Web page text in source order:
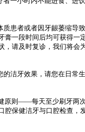
患者或者因牙龈萎缩导致
膏一段时间后均可获得一
，请及时复诊，我们将会
洁牙效果，请您在日常
则——每天至少刷牙两次
腔保健洁牙与口腔检查，